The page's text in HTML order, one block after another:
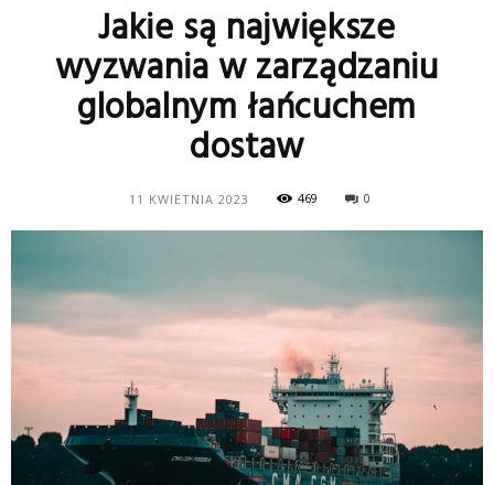
Jakie są największe
wyzwania w zarządzaniu
globalnym łańcuchem
dostaw
11 KWIETNIA 2023 469 0